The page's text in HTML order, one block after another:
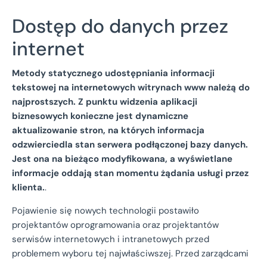
Dostęp do danych przez
internet
Metody statycznego udostępniania informacji
tekstowej na internetowych witrynach www należą do
najprostszych. Z punktu widzenia aplikacji
biznesowych konieczne jest dynamiczne
aktualizowanie stron, na których informacja
odzwierciedla stan serwera podłączonej bazy danych.
Jest ona na bieżąco modyfikowana, a wyświetlane
informacje oddają stan momentu żądania usługi przez
klienta..
Pojawienie się nowych technologii postawiło
projektantów oprogramowania oraz projektantów
serwisów internetowych i intranetowych przed
problemem wyboru tej najwłaściwszej. Przed zarządcami